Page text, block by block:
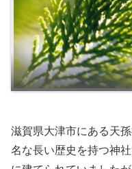
滋賀県大津市にある天
名な長い歴史を持つ神